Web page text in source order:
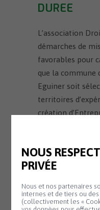
NOUS
PRIVÉE
Nous et nos partenaires
internes et de tiers ou
(collectivement les «
DUREE
L’association
démarches de
favorables pour
que la commune
Eguiner soit
territoires
création
Elle vous invite
public à
leur future
appel se fait via
dont vous
https://